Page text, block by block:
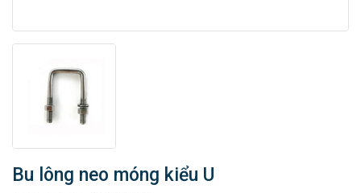
Bu lông neo móng kiểu U